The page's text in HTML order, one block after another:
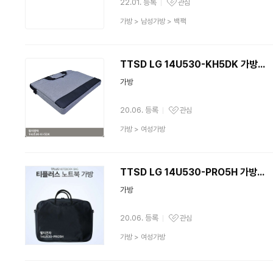
22.01. 등록
관심상품
관심
상
가방> 남성가방> 백팩
TTSD LG 14U530-KH5DK 가방...
가방
20.06. 등록
관심상품
관심
상
가방> 여성가방
TTSD LG 14U530-PRO5H 가방...
가방
20.06. 등록
관심상품
관심
상
가방> 여성가방